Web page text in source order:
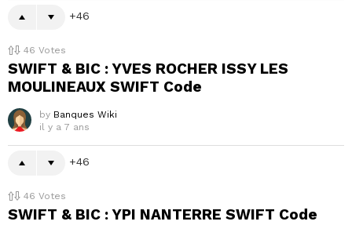
46
46 Votes
SWIFT & BIC : YVES ROCHER ISSY LES
MOULINEAUX SWIFT Code
by Banques Wiki
il y a 7 ans
46
46 Votes
SWIFT & BIC : YPI NANTERRE SWIFT Code